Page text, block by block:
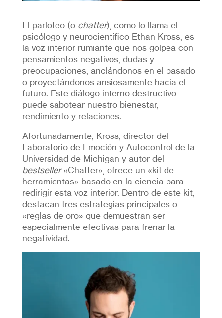
El parloteo (o chatter), como lo llama el
psicólogo y neurocientífico Ethan Kross, es
la voz interior rumiante que nos golpea con
pensamientos negativos, dudas y
preocupaciones, anclándonos en el pasado
o proyectándonos ansiosamente hacia el
futuro. Este diálogo interno destructivo
puede sabotear nuestro bienestar,
rendimiento y relaciones.
Afortunadamente, Kross, director del
Laboratorio de Emoción y Autocontrol de la
Universidad de Michigan y autor del
bestseller«Chatter», ofrece un «kit de
herramientas» basado en la ciencia para
redirigir esta voz interior. Dentro de este kit,
destacan tres estrategias principales o
«reglas de oro» que demuestran ser
especialmente efectivas para frenar la
negatividad.